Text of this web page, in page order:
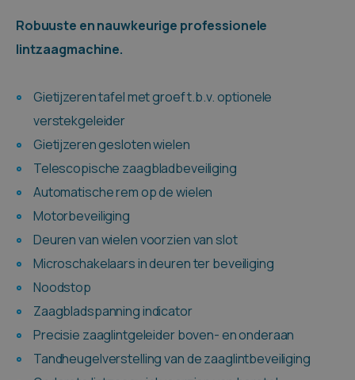
Robuuste en nauwkeurige professionele
lintzaagmachine.
Gietijzeren tafel met groef t.b.v. optionele
verstekgeleider
Gietijzeren gesloten wielen
Telescopische zaagbladbeveiliging
Automatische rem op de wielen
Motorbeveiliging
Deuren van wielen voorzien van slot
Microschakelaars in deuren ter beveiliging
Noodstop
Zaagbladspanning indicator
Precisie zaaglintgeleider boven- en onderaan
Tandheugelverstelling van de zaaglintbeveiliging